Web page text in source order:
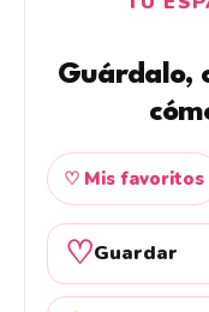
Guárdalo,
♡ Mis favoritos
♡Guardar